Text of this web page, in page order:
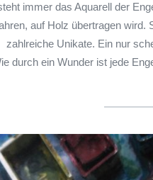
immer das Aquarell der
auf Holz übertragen wird.
zahlreiche Unikate. Ein nur
durch ein Wunder ist jede